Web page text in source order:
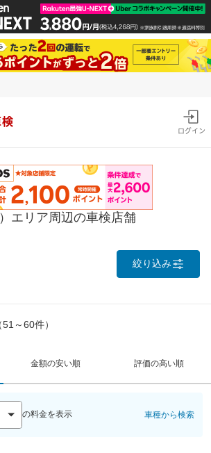
ログイン
エリア周辺の車検店舗
絞り込み
～60件）
金額の安い順 評価の高い順
の料金を表示 車種から検索